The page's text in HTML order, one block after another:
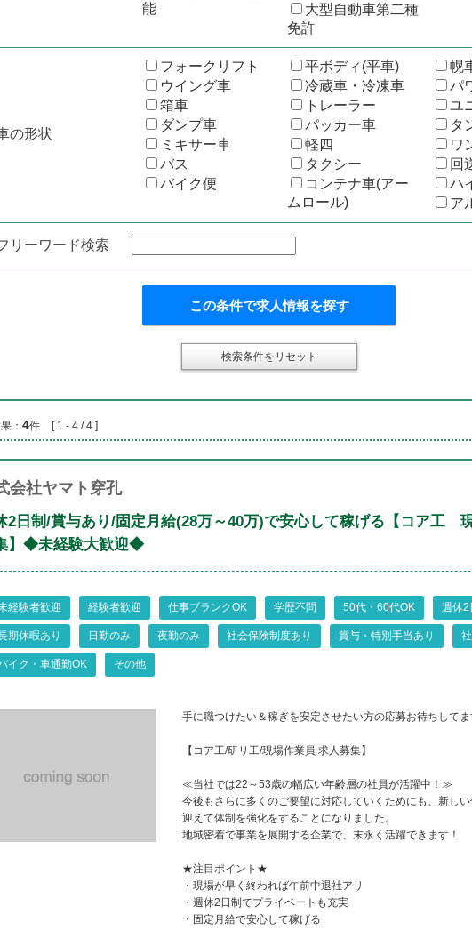
能
大型自動車第二種
免許
の形状
フォークリフト 平ボディ(平車)
幌
ウイング車
冷蔵車・冷凍車
パ
箱車
トレーラー
ユ
ダンプ車
パッカー車
タ
ミキサー車
軽四
ワ
バス
タクシー
回
バイク便
コンテナ車(アー
ムロール)
ハ
ア
リーワード検索
この条件で求人情報を探す
検索条件をリセット
： 4件 [ 1 - 4 / 4 ]
会社ヤマト穿孔
2日制/賞与あり/固定月給(28万～40万)で安心して稼げる【コア工
】◆未経験大歓迎◆
経験者歓迎 経験者歓迎 仕事ブランクOK 学歴不問 50代・60代OK 週休2
期休暇あり 日勤のみ 夜勤のみ 社会保険制度あり 賞与・特別手当あり
イク・車通勤OK その他
手に職つけたい＆稼ぎを安定させたい方の応募お待ちしてま
【コア工/研リ工/現場作業員 求人募集】
≪当社では22～53歳の幅広い年齢層の社員が活躍中！≫
今後もさらに多くのご要望に対応していくためにも、新しい
迎えて体制を強化をすることになりました。
地域密着で事業を展開する企業で、末永く活躍できます！
★注目ポイント★
・現場が早く終われば午前中退社アリ
・週休2日制でプライベートも充実
・固定月給で安心して稼げる